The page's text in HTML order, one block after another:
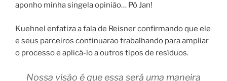
aponho minha singela opinião… Pô Jan!
Kuehnel enfatiza a fala de Reisner confirmando que ele
e seus parceiros continuarão trabalhando para ampliar
o processo e aplicá-lo a outros tipos de resíduos.
Nossa visão é que essa será uma maneira